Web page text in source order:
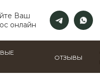
Ваш
онлайн
ОТЗЫВЫ